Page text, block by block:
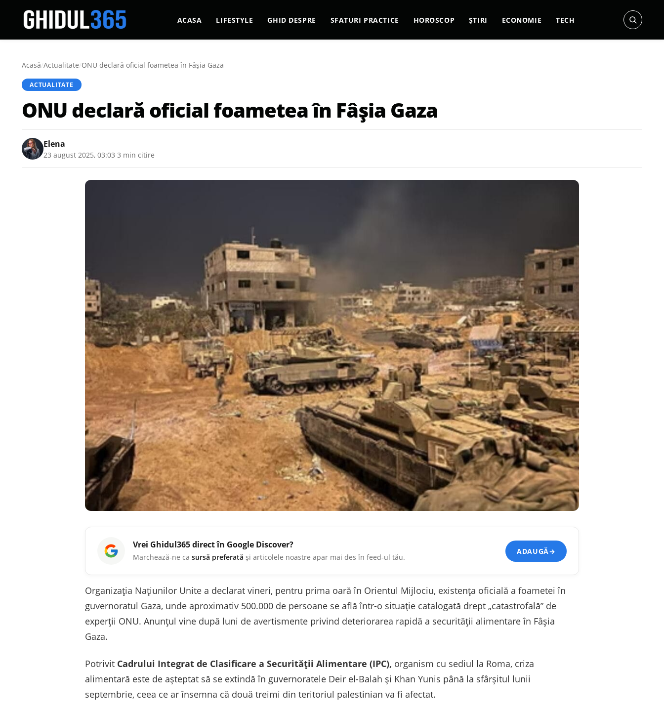
ACASA LIFESTYLE GHID DESPRE SFATURI PRACTICE HOROSCOP ȘTIRI ECONOMIE TECH
Acasă/Actualitate/ONU declară oficial foametea în Fâșia Gaza
ACTUALITATE
ONU declară oficial foametea în Fâșia Gaza
Elena
23 august 2025, 03:03 3 min citire
Vrei Ghidul365direct în Google Discover?
Marchează-ne ca sursă preferată și articolele noastre apar mai des în feed-ul tău.
ADAUGĂ→
Organizația Națiunilor Unite a declarat vineri, pentru prima oară în Orientul Mijlociu, existența oficială a foametei în
guvernoratul Gaza, unde aproximativ 500.000 de persoane se află într-o situație catalogată drept „catastrofală” de
experții ONU. Anunțul vine după luni de avertismente privind deteriorarea rapidă a securității alimentare în Fâșia
Gaza.
Potrivit Cadrului Integrat de Clasificare a Securității Alimentare (IPC), organism cu sediul la Roma, criza
alimentară este de așteptat să se extindă în guvernoratele Deir el-Balah și Khan Yunis până la sfârșitul lunii
septembrie, ceea ce ar însemna că două treimi din teritoriul palestinian va fi afectat.